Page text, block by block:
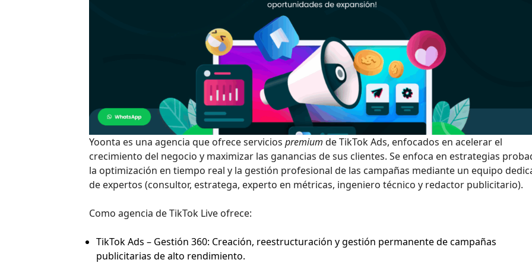
Yoonta es una agencia que ofrece serviciospremium de TikTok Ads, enfocados en acelerar el
crecimiento del negocio y maximizar las ganancias de sus clientes. Se enfoca en estrategias
la optimización en tiempo real y la gestión profesional de las campañas mediante un equipo
de expertos (consultor, estratega, experto en métricas, ingeniero técnico y redactor publicitario).
Como agencia de TikTok Live ofrece:
TikTok Ads – Gestión 360: Creación, reestructuración y gestión permanente de campañas
publicitarias de alto rendimiento.